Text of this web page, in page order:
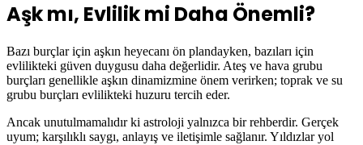
Aşk mı, Evlilik mi Daha Önemli?
Bazı burçlar için aşkın heyecanı ön plandayken, bazıları için
evlilikteki güven duygusu daha değerlidir. Ateş ve hava grubu
burçları genellikle aşkın dinamizmine önem verirken; toprak ve su
grubu burçları evlilikteki huzuru tercih eder.
Ancak unutulmamalıdır ki astroloji yalnızca bir rehberdir. Gerçek
uyum; karşılıklı saygı, anlayış ve iletişimle sağlanır. Yıldızlar yol